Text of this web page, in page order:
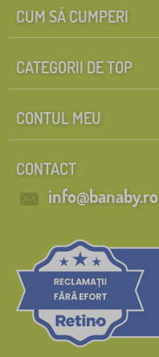
CUM SĂ CUMPERI
CATEGORII DE TOP
CONTUL MEU
CONTACT
info@banaby.ro